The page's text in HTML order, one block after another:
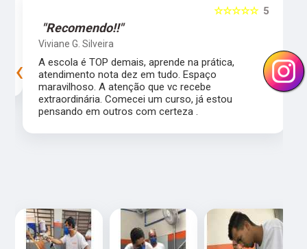
5
☆☆☆☆☆
"Recomendo!!"
Viviane G. Silveira
A escola é TOP demais, aprende na prática,
atendimento nota dez em tudo. Espaço
maravilhoso. A atenção que vc recebe
extraordinária. Comecei um curso, já estou
pensando em outros com certeza .
‹ ›